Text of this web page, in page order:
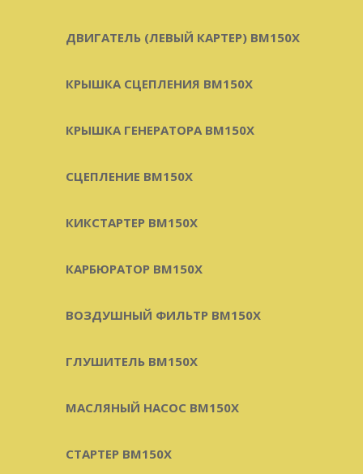
ДВИГАТЕЛЬ (ЛЕВЫЙ КАРТЕР) BM150X
КРЫШКА СЦЕПЛЕНИЯ BM150X
КРЫШКА ГЕНЕРАТОРА BM150X
СЦЕПЛЕНИЕ BM150X
КИКСТАРТЕР BM150X
КАРБЮРАТОР BM150X
ВОЗДУШНЫЙ ФИЛЬТР BM150X
ГЛУШИТЕЛЬ BM150X
МАСЛЯНЫЙ НАСОС BM150X
СТАРТЕР BM150X